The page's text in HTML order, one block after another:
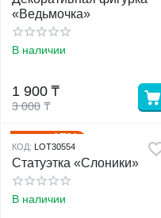
«Ведьмочка»
В наличии
3 000 ₸
1 900 ₸
17%
КОД: LOT30554
Статуэтка «Слоники»
В наличии